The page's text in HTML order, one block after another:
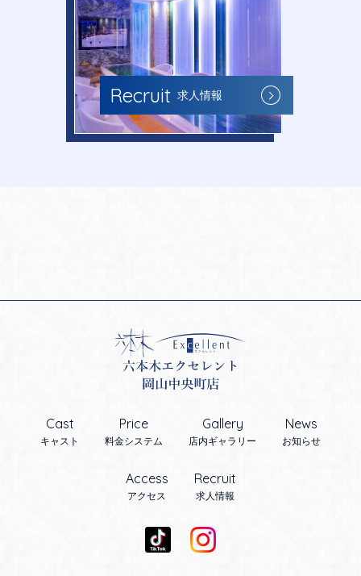
Recruit 求人情報
Cast
キャスト
Price
料金システム
Gallery
店内ギャラリー
News
お知らせ
Access
アクセス
Recruit
求人情報